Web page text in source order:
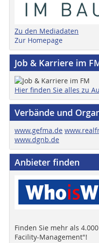
Zu den Mediadaten
Zur Homepage
Job & Karriere im
Hier finden Sie alles zu
Verbände und
www.gefma.de
www.dgnb.de
Anbieter finden
Finden Sie mehr als
Facility-Management"!